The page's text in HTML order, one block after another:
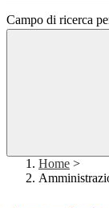
Campo di ricerca
Home >